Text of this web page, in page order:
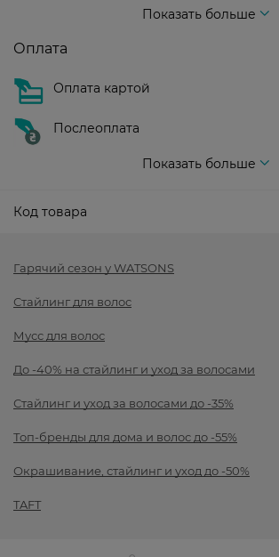
Показать больше
Оплата
Оплата картой
Послеоплата
Показать больше
Код товара
Гарячий сезон у WATSONS
Стайлинг для волос
Мусс для волос
До -40% на стайлинг и уход за волосами
Стайлинг и уход за волосами до -35%
Топ-бренды для дома и волос до -55%
Окрашивание, стайлинг и уход до -50%
TAFT